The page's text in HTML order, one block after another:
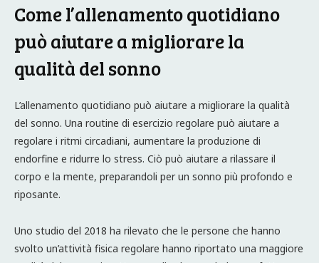
Come l’allenamento quotidiano
può aiutare a migliorare la
qualità del sonno
L’allenamento quotidiano può aiutare a migliorare la qualità
del sonno. Una routine di esercizio regolare può aiutare a
regolare i ritmi circadiani, aumentare la produzione di
endorfine e ridurre lo stress. Ciò può aiutare a rilassare il
corpo e la mente, preparandoli per un sonno più profondo e
riposante.
Uno studio del 2018 ha rilevato che le persone che hanno
svolto un’attività fisica regolare hanno riportato una maggiore